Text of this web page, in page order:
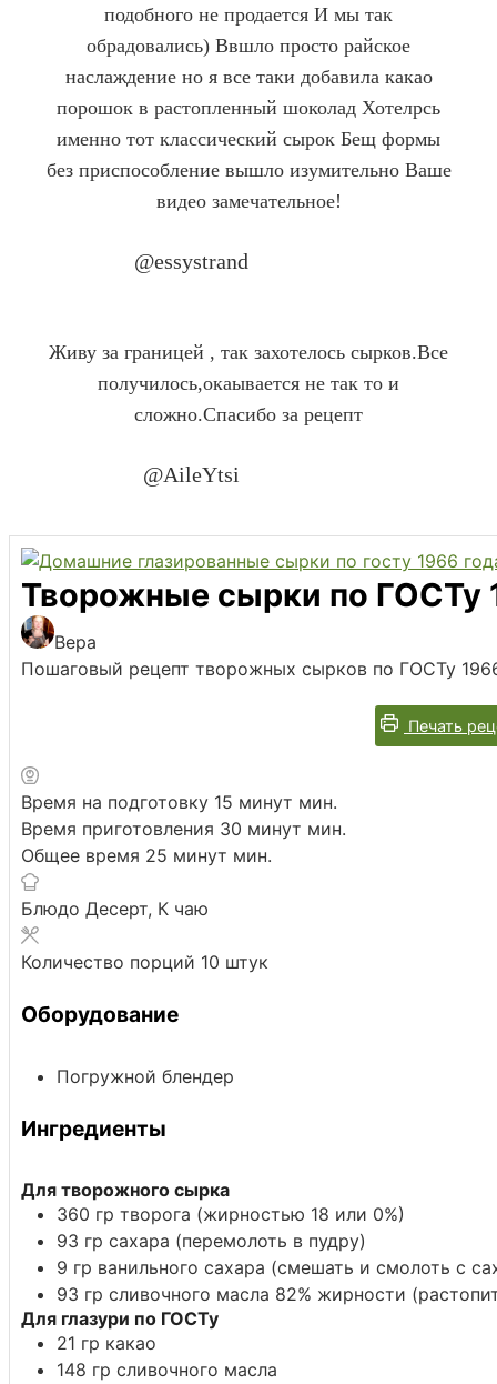
подобного не продается И мы так
обрадовались) Ввшло просто райское
наслаждение но я все таки добавила какао
порошок в растопленный шоколад Хотелрсь
именно тот классический сырок Бещ формы
без приспособление вышло изумительно Ваше
видео замечательное!
@essystrand
Живу за границей , так захотелось сырков.Все
получилось,окаывается не так то и
сложно.Спасибо за рецепт
@AileYtsi
Творожные сырки по ГОСТу
Вера
Пошаговый рецепт творожных сырков по ГОСТу
Печать
Время на подготовку 15 минут мин.
Время приготовления 30 минут мин.
Общее время 25 минут мин.
Блюдо Десерт, К чаю
Количество порций 10 штук
Оборудование
Погружной блендер
Ингредиенты
Для творожного сырка
360 гр творога (жирностью 18 или 0%)
93 гр сахара (перемолоть в пудру)
9 гр ванильного сахара (смешать и смолоть с
93 гр сливочного масла 82% жирности
Для глазури по ГОСТу
21 гр какао
148 гр сливочного масла